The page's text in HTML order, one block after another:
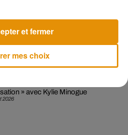
2026
» avec Kylie Minogue
mes choix
et fermer